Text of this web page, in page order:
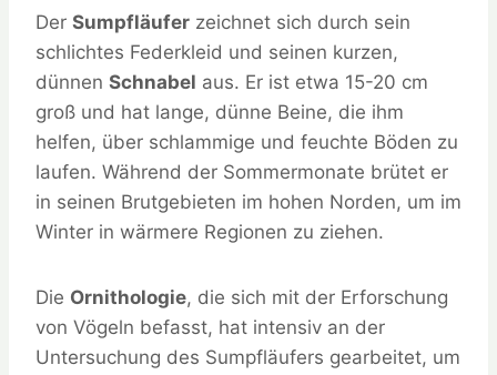
Der Sumpfläufer zeichnet sich durch sein
schlichtes Federkleid und seinen kurzen,
dünnen Schnabel aus. Er ist etwa 15-20 cm
groß und hat lange, dünne Beine, die ihm
helfen, über schlammige und feuchte Böden zu
laufen. Während der Sommermonate brütet er
in seinen Brutgebieten im hohen Norden, um im
Winter in wärmere Regionen zu ziehen.
Die Ornithologie, die sich mit der Erforschung
von Vögeln befasst, hat intensiv an der
Untersuchung des Sumpfläufers gearbeitet, um